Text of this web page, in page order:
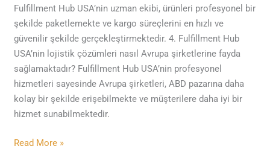
Fulfillment Hub USA’nin uzman ekibi, ürünleri profesyonel bir
şekilde paketlemekte ve kargo süreçlerini en hızlı ve
güvenilir şekilde gerçekleştirmektedir. 4. Fulfillment Hub
USA’nin lojistik çözümleri nasıl Avrupa şirketlerine fayda
sağlamaktadır? Fulfillment Hub USA’nin profesyonel
hizmetleri sayesinde Avrupa şirketleri, ABD pazarına daha
kolay bir şekilde erişebilmekte ve müşterilere daha iyi bir
hizmet sunabilmektedir.
Read More »